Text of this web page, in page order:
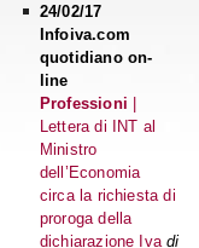
24/02/17
Infoiva.com
quotidiano on-
line
Professioni |
Lettera di INT al
Ministro
dell’Economia
circa la richiesta di
proroga della
dichiarazione Iva di